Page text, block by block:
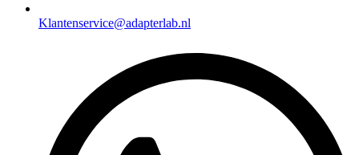
Klantenservice@adapterlab.nl